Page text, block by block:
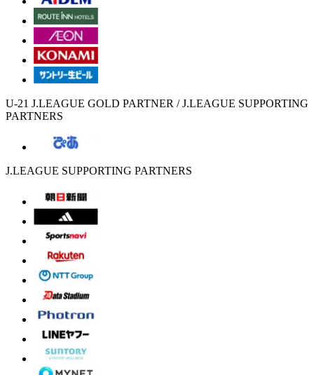
U-21 J.LEAGUE GOLD PARTNER / J.LEAGUE SUPPORTING
PARTNERS
J.LEAGUE SUPPORTING PARTNERS